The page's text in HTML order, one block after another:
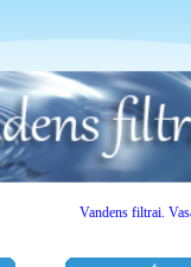
Vandens filtrai. Vasaros